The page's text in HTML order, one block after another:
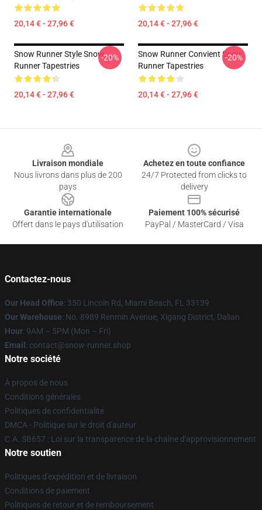
20,14 € - 27,96 € 20,14 € - 27,96 €
Snow Runner Style Snow
Runner Tapestries
20,14 € - 27,96 €
-20%
Snow Runner Convient Snow
Runner Tapestries
20,14 € - 27,96 €
-20%
Livraison mondiale
Nous livrons dans plus de 200
pays
Achetez en toute confiance
24/7 Protected from clicks to
delivery
Garantie internationale
Offert dans le pays d'utilisation
Paiement 100% sécurisé
PayPal / MasterCard / Visa
Contactez-nous
Our Head Office: 350 Lincoln Rd, Miami Beach, FL 33139
Our Warehouse: No. 8989 Renmin Avenue, Xigang District, Dalian
Hour: 9AM – 5PM (Mon – Fri)
Email : contact@snow-runner.shop
Notre société
À propos de nous
Conditions générales
Politiques de confidentialité
DMCA - Politique sur le droit d'auteur
C.A. SB657 : Loi sur la transparence de la chaîne d'approvisionnement
Notre soutien
Politiques d'expédition et de livraison
Conditions de paiement
Politiques de retour et de remboursement